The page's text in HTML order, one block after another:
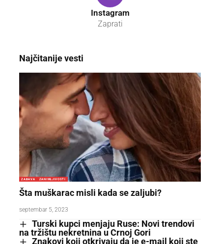
Instagram
Zaprati
Najčitanije vesti
ZABAVA ZANIMLJIVOSTI
Šta muškarac misli kada se zaljubi?
septembar 5, 2023
Turski kupci menjaju Ruse: Novi trendovi
na tržištu nekretnina u Crnoj Gori
Znakovi koji otkrivaju da je e-mail koji ste